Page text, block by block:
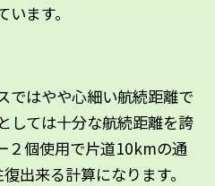
ます。
ではやや心細い航続距離で
しては十分な航続距離を誇
２個使用で片道10kmの通
出来る計算になります。